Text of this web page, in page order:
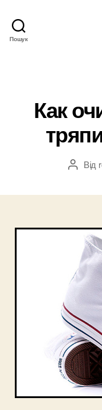
Пошук
Как
Автор
Від